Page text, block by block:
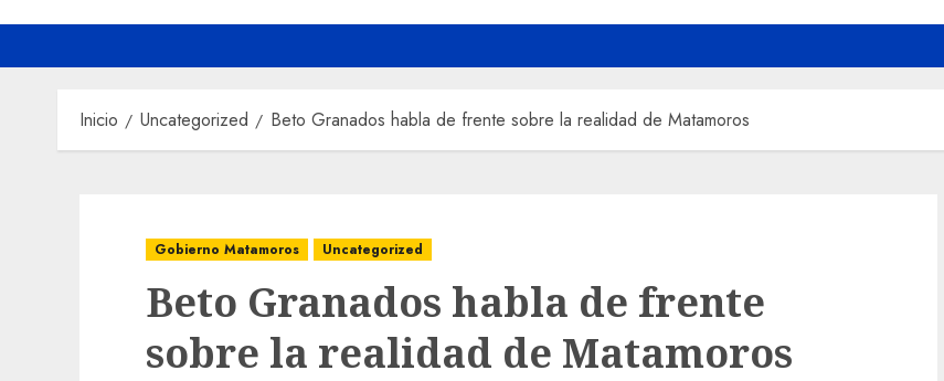
Inicio Uncategorized Beto Granados habla de frente sobre la realidad de Matamoros
Gobierno Matamoros Uncategorized
Beto Granados habla de frente
sobre la realidad de Matamoros